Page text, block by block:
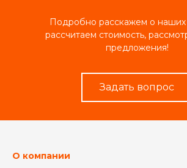
Подробно расскажем о наших
рассчитаем стоимость,
предложения!
Задать вопрос
О компании